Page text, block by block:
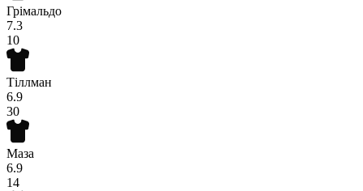
Грімальдо
7.3
10
Тіллман
6.9
30
Маза
6.9
14